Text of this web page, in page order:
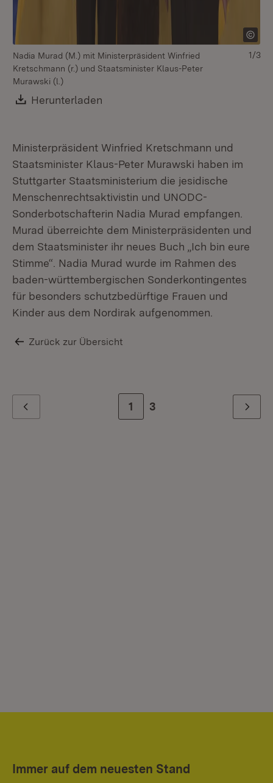
Nadia Murad (M.) mit Ministerpräsident Winfried
Kretschmann (r.) und Staatsminister Klaus-Peter
Murawski (l.)
Download:
Herunterladen
1/3
Ministerpräsident Winfried Kretschmann und
Staatsminister Klaus-Peter Murawski haben im
Stuttgarter Staatsministerium die jesidische
Menschenrechtsaktivistin und UNODC-
Sonderbotschafterin Nadia Murad empfangen.
Murad überreichte dem Ministerpräsidenten und
dem Staatsminister ihr neues Buch „Ich bin eure
Stimme“. Nadia Murad wurde im Rahmen des
baden-württembergischen Sonderkontingentes
für besonders schutzbedürftige Frauen und
Kinder aus dem Nordirak aufgenommen.
Zurück zur Übersicht
Zur Seite
1 Zur letzten Seite
3 Weiter
Immer auf dem neuesten Stand